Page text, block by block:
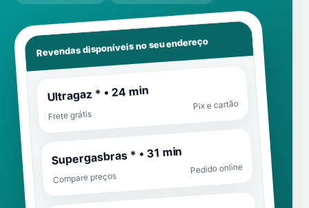
Revendas disponíveis no seu endereço
Ultragaz * • 24 min
Frete grátis
Pix e cartão
Supergasbras * • 31 min
Compare preços
Pedido online